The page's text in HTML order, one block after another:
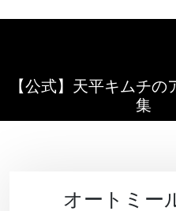
【公式】天平キムチ
集
オートミー